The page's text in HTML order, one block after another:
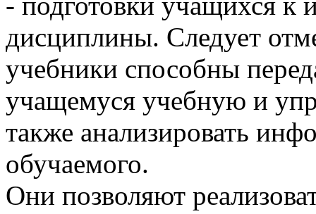
дисциплины. Следует
учебники способны
учащемуся учебную и
также анализировать
обучаемого.
Они позволяют